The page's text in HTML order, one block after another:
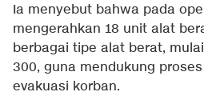
Ia menyebut bahwa pada
mengerahkan 18 unit alat
berbagai tipe alat berat,
300, guna mendukung
evakuasi korban.